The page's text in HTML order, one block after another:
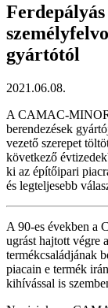
gyártótól
2021.06.08.
A CAMAC-MINOR
berendezések
vezető szerepet
következő
ki az építőipari
és legteljesebb
A 90-es években
ugrást hajtott végre a
termékcsaládjának
piacain e termék
kihívással is